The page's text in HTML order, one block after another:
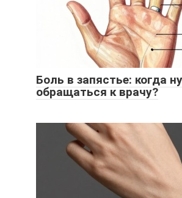
Боль в запястье: когда
обращаться к врачу?